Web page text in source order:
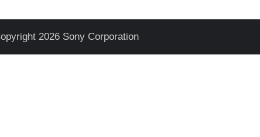
2026 Sony Corporation